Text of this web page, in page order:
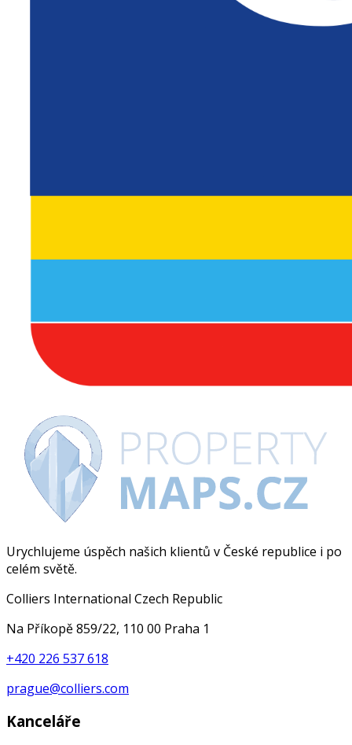
Urychlujeme úspěch našich klientů v České republice i po
celém světě.
Colliers International Czech Republic
Na Příkopě 859/22, 110 00 Praha 1
+420 226 537 618
prague@colliers.com
Kanceláře